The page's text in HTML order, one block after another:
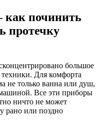
как починить
протечку
большое
Для комфорта
не только ванна или душ,
Все эти приборы
ничто не может
рано или поздно